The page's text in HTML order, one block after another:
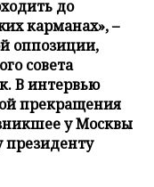
до
карманах», –
оппозиции,
совета
В интервью
прекращения
у Москвы
президенту